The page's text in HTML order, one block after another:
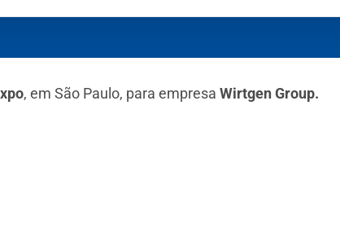
, em São Paulo, para empresa Wirtgen Group.